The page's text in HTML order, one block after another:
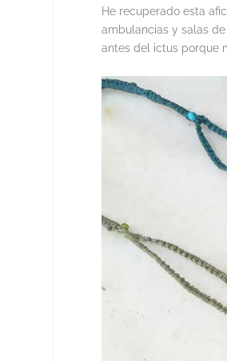
He recuperado esta
ambulancias y salas
antes del ictus porque